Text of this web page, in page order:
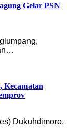
Gelar PSN
Kecamatan
Dukuhdimoro,